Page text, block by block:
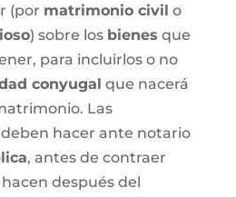
(por matrimonio civil o
) sobre los bienes que
para incluirlos o no
conyugal que nacerá
Las
hacer ante notario
, antes de contraer
después del